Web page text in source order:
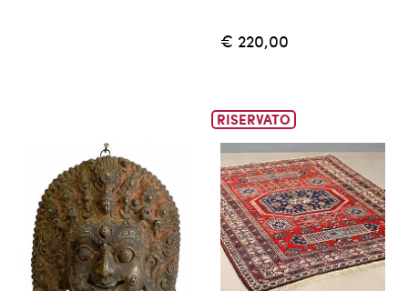
€ 220,00
RISERVATO